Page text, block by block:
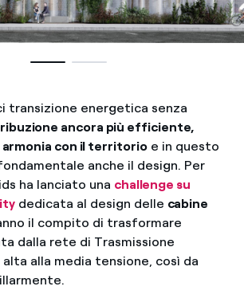
transizione energetica senza
ancora più efficiente,
armonia con il territorioe in questo
anche il design. Per
ha lanciato una challenge su
dedicata al design delle cabine
il compito di trasformare
dalla rete di Trasmissione
alta alla media tensione, così da